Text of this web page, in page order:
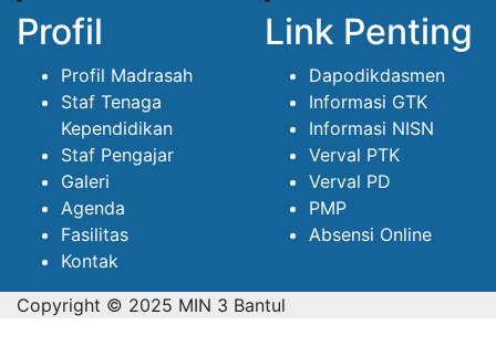
Profil
Profil Madrasah
Staf Tenaga
Kependidikan
Staf Pengajar
Galeri
Agenda
Fasilitas
Kontak
Link Penting
Dapodikdasmen
Informasi GTK
Informasi NISN
Verval PTK
Verval PD
PMP
Absensi Online
Copyright © 2025 MIN 3 Bantul